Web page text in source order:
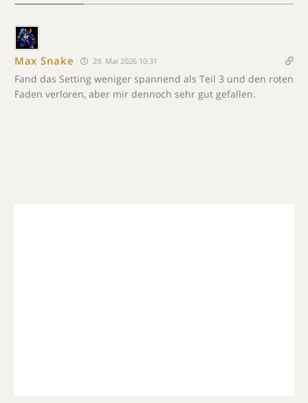
Max Snake 29. Mai 2026 10:31
Fand das Setting weniger spannend als Teil 3 und den roten
Faden verloren, aber mir dennoch sehr gut gefallen.